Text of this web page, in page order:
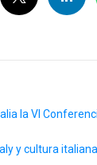
la VI
y cultura